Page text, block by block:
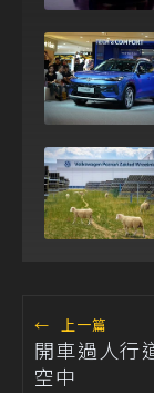
← 上一篇
開車過人行
空中